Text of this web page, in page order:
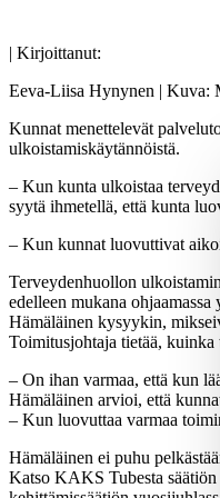
| Kirjoittanut:
Eeva-Liisa Hynynen | Kuva:
Kunnat menettelevät
ulkoistamiskäytännöistä.
– Kun kunta ulkoistaa
syytä ihmetellä, että kunta
– Kun kunnat luovuttivat
Terveydenhuollon
edelleen mukana
Hämäläinen kysyykin,
Toimitusjohtaja tietää, kuinka
– On ihan varmaa, että kun
Hämäläinen arvioi, että
– Kun luovuttaa varmaa
Hämäläinen ei puhu
Katso KAKS Tubesta säätiön